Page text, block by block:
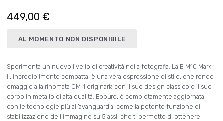
449,00 €
AL MOMENTO NON DISPONIBILE
Sperimenta un nuovo livello di creatività nella fotografia. La E‑M10 Mark
II, incredibilmente compatta, è una vera espressione di stile, che rende
omaggio alla rinomata OM‑1 originaria con il suo design classico e il suo
corpo in metallo di alta qualità. Eppure, è completamente aggiornata
con le tecnologie più all’avanguardia, come la potente funzione di
stabilizzazione dell’immagine su 5 assi, che ti permette di ottenere